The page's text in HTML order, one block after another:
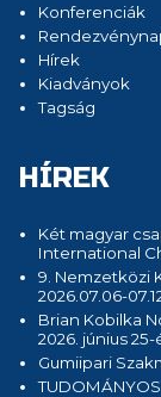
Konferenciák
Hírek
Kiadványok
Tagság
HÍREK
Két magyar
International
9. Nemzetközi
2026.07.06-
Brian Kobilka
2026. június 25-
Gumiipari